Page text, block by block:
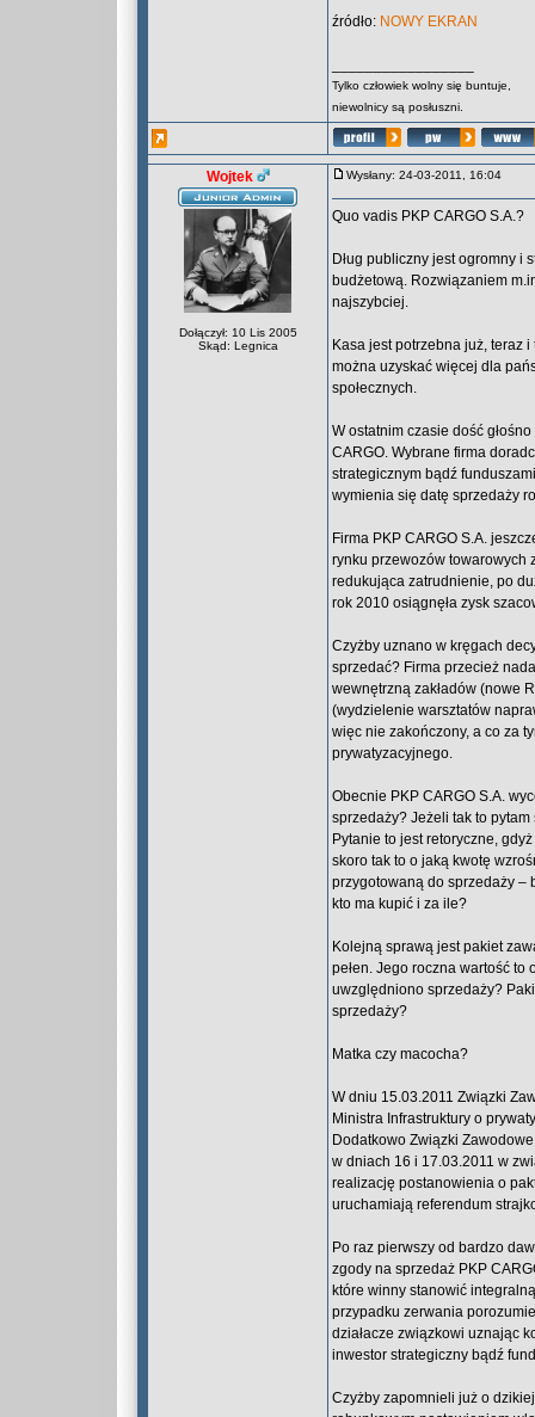
źródło: NOWY EKRAN
Tylko człowiek wolny się buntuje,
niewolnicy są posłuszni.
Wojtek
Dołączył: 10 Lis 2005
Skąd: Legnica
Wysłany: 24-03-2011, 16:04
Quo vadis PKP CARGO S.A.?
Dług publiczny jest ogromny i
budżetową. Rozwiązaniem
najszybciej.
Kasa jest potrzebna już, teraz
można uzyskać więcej dla
społecznych.
W ostatnim czasie dość
CARGO. Wybrane firma
strategicznym bądź
wymienia się datę sprzedaży
Firma PKP CARGO S.A.
rynku przewozów towarowych
redukująca zatrudnienie, po
rok 2010 osiągnęła zysk
Czyżby uznano w kręgach
sprzedać? Firma przecież
wewnętrzną zakładów (nowe
(wydzielenie warsztatów
więc nie zakończony, a co za
prywatyzacyjnego.
Obecnie PKP CARGO S.A.
sprzedaży? Jeżeli tak to
Pytanie to jest retoryczne,
skoro tak to o jaką kwotę
przygotowaną do sprzedaży –
kto ma kupić i za ile?
Kolejną sprawą jest pakiet
pełen. Jego roczna wartość to
uwzględniono sprzedaży?
sprzedaży?
Matka czy macocha?
W dniu 15.03.2011 Związki
Ministra Infrastruktury o
Dodatkowo Związki
w dniach 16 i 17.03.2011 w
realizację postanowienia o
uruchamiają referendum
Po raz pierwszy od bardzo
zgody na sprzedaż PKP
które winny stanowić
przypadku zerwania
działacze związkowi uznając
inwestor strategiczny bądź
Czyżby zapomnieli już o